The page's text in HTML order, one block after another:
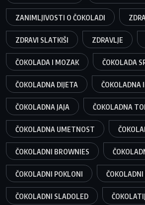
ZANIMLJIVOSTI O ČOKOLADI
ZDRAVI SLATKIŠI ZDRAVLJE
ČOKOLADA I MOZAK ČOKOLADA
ČOKOLADNA DIJETA ČOKOLADNA
ČOKOLADNA JAJA ČOKOLADNA
ČOKOLADNA UMETNOST
ČOKOLADNI BROWNIES
ČOKOLADNI POKLONI ČOKOLADNI
ČOKOLADNI SLADOLED